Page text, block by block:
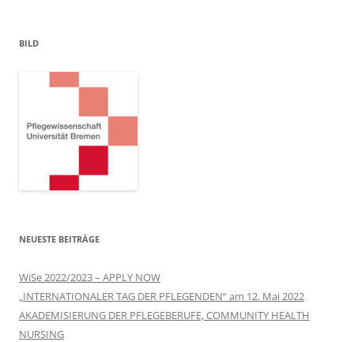
BILD
NEUESTE BEITRÄGE
WiSe 2022/2023 – APPLY NOW
„INTERNATIONALER TAG DER PFLEGENDEN“ am 12. Mai 2022
AKADEMISIERUNG DER PFLEGEBERUFE, COMMUNITY HEALTH
NURSING